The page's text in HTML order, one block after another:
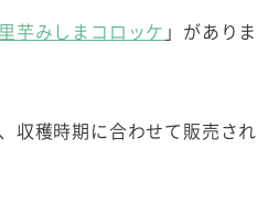
里芋みしまコロッケ 」がありま
収穫時期に合わせて販売され